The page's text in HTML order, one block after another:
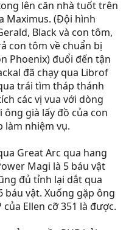
lên căn nhà tuốt trên
Maximus. (Đội hình
Black và con tôm,
con tôm về chuẩn bị
Phoenix) đuổi đến tận
đã chạy qua Librof
trái tìm tháp thánh
các vị vua với dòng
già lấy đồ của con
làm nhiệm vụ.
Great Arc qua hang
Magi là 5 báu vật
đủ tỉnh lại dắt qua
báu vật. Xuống gặp ông
Ellen cỡ 351 là được.